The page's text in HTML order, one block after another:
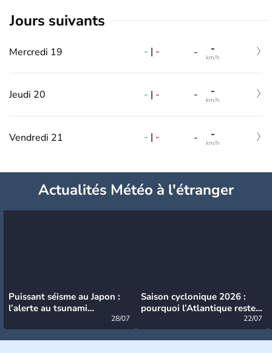
jours suivants
Mercredi 19 - | - - -
km/h
Jeudi 20 - | - - -
km/h
Vendredi 21 - | - - -
km/h
Actualités Météo à l'étranger
Puissant séisme au Japon :
l’alerte au tsunami
28/07
Saison cyclonique 2026 :
pourquoi l’Atlantique reste
22/07